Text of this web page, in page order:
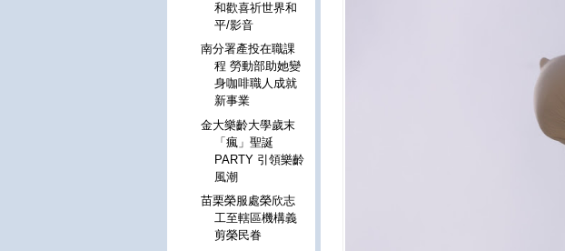
和歡喜祈世界和
平/影音
南分署產投在職課
程 勞動部助她變
身咖啡職人成就
新事業
金大樂齡大學歲末
「瘋」聖誕
PARTY 引領樂齡
風潮
苗栗榮服處榮欣志
工至轄區機構義
剪榮民眷